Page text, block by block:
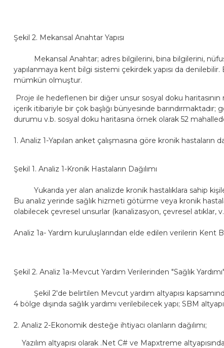
Şekil 2. Mekansal Anahtar Yapısı
Mekansal Anahtar; adres bilgilerini, bina bilgilerini, nüfus
yapılanmaya kent bilgi sistemi çekirdek yapısı da
mümkün olmuştur.
Proje ile hedeflenen bir diğer unsur sosyal doku
içerik itibariyle bir çok başlığı bünyesinde
durumu v.b. sosyal doku haritasına örnek olarak 52
1. Analiz 1-Yapılan anket çalışmasına göre kronik hastaların
Şekil 1. Analiz 1-Kronik Hastaların Dağılımı
Yukarıda yer alan analizde kronik hastalıklara sahip
Bu analiz yerinde sağlık hizmeti götürme veya kronik
olabilecek çevresel unsurlar (kanalizasyon, çevresel
Analiz 1a- Yardım kuruluşlarından elde edilen verilerin Kent
Şekil 2. Analiz 1a-Mevcut Yardım Verilerinden "Sağlık Yardımı"
Şekil 2'de belirtilen Mevcut yardım altyapısı
4 bölge dışında sağlık yardımı verilebilecek yapı; SBM
2. Analiz 2-Ekonomik desteğe ihtiyacı olanların dağılımı;
Yazılım altyapısı olarak .Net C# ve Mapxtreme